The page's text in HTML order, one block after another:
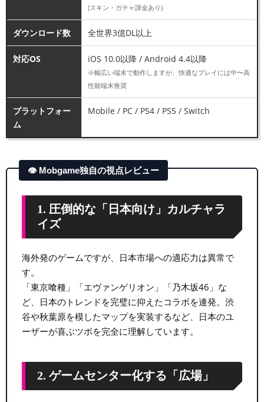
(スキン・ガチャ課金あり)
ダウンロード数 全世界3億DL以上
対応OS iOS 10.0以降 / Android 4.4以降
※幅広い端末で動作しますが、快適なプレイには中〜高
性能端末推奨
プラットフォー
ム
Mobile / PC / PS4 / PS5 / Switch
👁 Mobgame独自の視点レビュー
1. 圧倒的な「日本向け」カルチャラ
イズ
海外発のゲームですが、日本市場への適応力は異常で
す。
「東京喰種」「エヴァンゲリオン」「乃木坂46」な
ど、日本のトレンドを完璧に抑えたコラボを連発。渋
谷や秋葉原を模したマップを実装するなど、日本のユ
ーザーが喜ぶツボを完全に理解しています。
2. ゲームセンター化する「広場」